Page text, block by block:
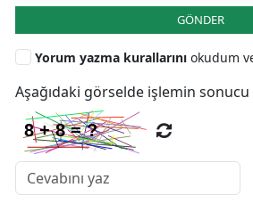
GÖNDER
Yorum yazma kurallarını okudum
Aşağıdaki görselde işlemin sonucu